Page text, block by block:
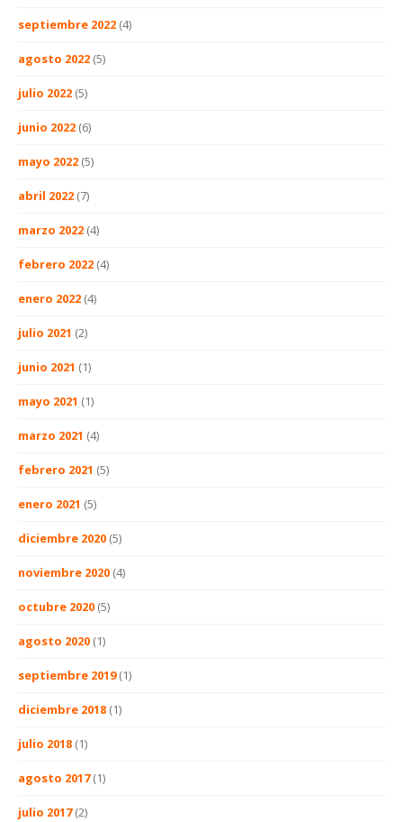
septiembre 2022 (4)
agosto 2022 (5)
julio 2022 (5)
junio 2022 (6)
mayo 2022 (5)
abril 2022 (7)
marzo 2022 (4)
febrero 2022 (4)
enero 2022 (4)
julio 2021 (2)
junio 2021 (1)
mayo 2021 (1)
marzo 2021 (4)
febrero 2021 (5)
enero 2021 (5)
diciembre 2020 (5)
noviembre 2020 (4)
octubre 2020 (5)
agosto 2020 (1)
septiembre 2019(1)
diciembre 2018 (1)
julio 2018 (1)
agosto 2017(1)
julio 2017(2)